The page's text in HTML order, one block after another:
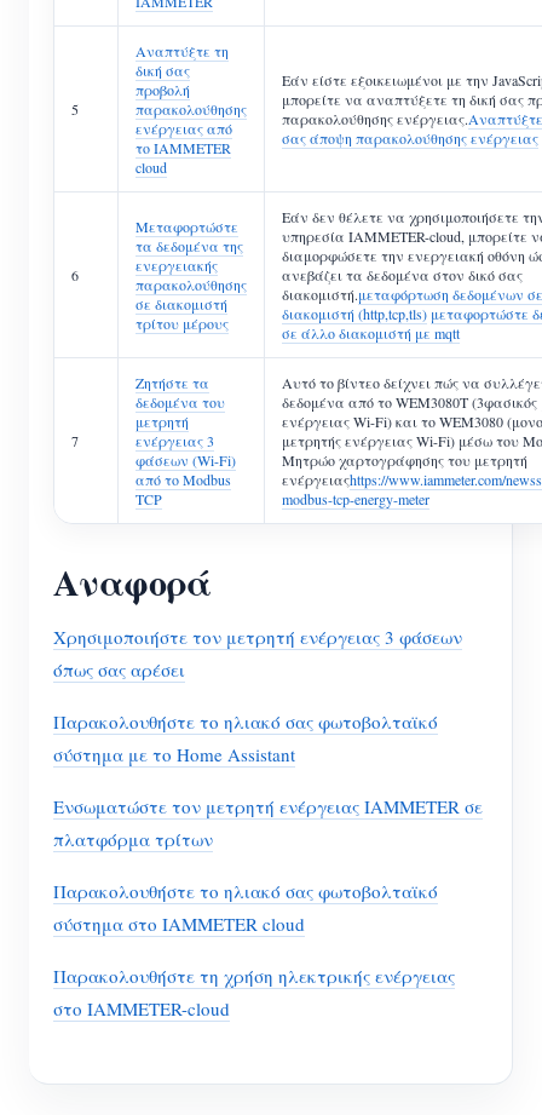
5
Αναπτύξτε τη
δική σας
προβολή
παρακολούθησης
ενέργειας από
το IAMMETER
cloud
Εάν είστε εξοικειωμένοι με την
μπορείτε να αναπτύξετε τη δική σας
παρακολούθησης ενέργειας.
σας άποψη παρακολούθησης ενέργειας
6
Μεταφορτώστε
τα δεδομένα της
ενεργειακής
παρακολούθησης
σε διακομιστή
τρίτου μέρους
Εάν δεν θέλετε να χρησιμοποιήσετε
υπηρεσία IAMMETER-cloud, μπορείτε
διαμορφώσετε την ενεργειακή οθόνη
ανεβάζει τα δεδομένα στον δικό σας
διακομιστή.μεταφόρτωση δεδομένων
διακομιστή (http,tcp,tls) μεταφορτώστε
σε άλλο διακομιστή με mqtt
7
Ζητήστε τα
δεδομένα του
μετρητή
ενέργειας 3
φάσεων (Wi-Fi)
από το Modbus
TCP
Αυτό το βίντεο δείχνει πώς να
δεδομένα από το WEM3080T (3φασικός
ενέργειας Wi-Fi) και το WEM3080
μετρητής ενέργειας Wi-Fi) μέσω του
Μητρώο χαρτογράφησης του μετρητή
ενέργειαςhttps://www.iammeter.com/
modbus-tcp-energy-meter
Αναφορά
Χρησιμοποιήστε τον μετρητή ενέργειας 3 φάσεων
όπως σας αρέσει
Παρακολουθήστε το ηλιακό σας φωτοβολταϊκό
σύστημα με το Home Assistant
Ενσωματώστε τον μετρητή ενέργειας IAMMETER σε
πλατφόρμα τρίτων
Παρακολουθήστε το ηλιακό σας φωτοβολταϊκό
σύστημα στο IAMMETER cloud
Παρακολουθήστε τη χρήση ηλεκτρικής ενέργειας
στο IAMMETER-cloud